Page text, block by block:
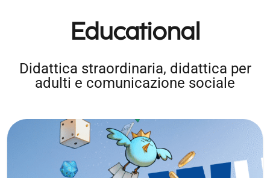
Educational
Didattica straordinaria, didattica per
adulti e comunicazione sociale
Slow Life Slow Games